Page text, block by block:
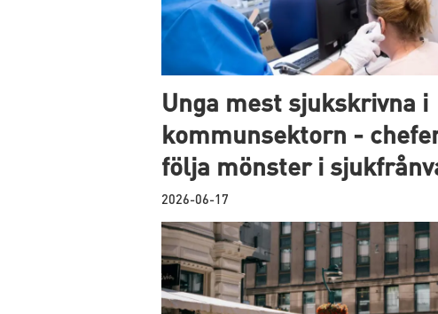
Unga mest sjukskrivna i
kommunsektorn -
följa mönster i
2026-06-17